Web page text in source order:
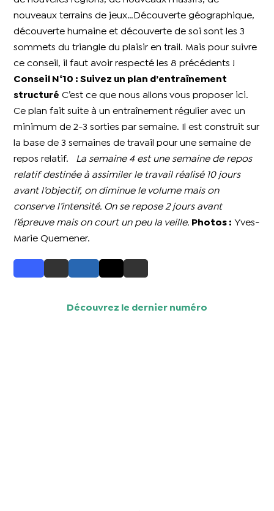
nouveaux terrains de jeux…Découverte géographique,
découverte humaine et découverte de soi sont les 3
sommets du triangle du plaisir en trail. Mais pour suivre
ce conseil, il faut avoir respecté les 8 précédents !
Conseil N°10 : Suivez un plan d’entraînement
structuré C’est ce que nous allons vous proposer ici.
Ce plan fait suite à un entraînement régulier avec un
minimum de 2-3 sorties par semaine. Il est construit sur
la base de 3 semaines de travail pour une semaine de
repos relatif.
La semaine 4 est une semaine de repos
relatif destinée à assimiler le travail réalisé 10 jours
avant l’objectif, on diminue le volume mais on
conserve l’intensité. On se repose 2 jours avant
l’épreuve mais on court un peu la veille. Photos : Yves-
Marie Quemener.
Découvrez le dernier numéro